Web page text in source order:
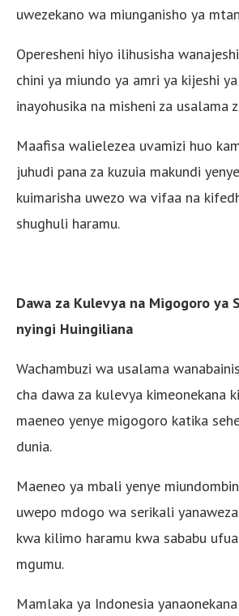
uwezekano wa miunganisho ya
Operesheni hiyo ilihusisha
chini ya miundo ya amri ya kijeshi
inayohusika na misheni za usalama
Maafisa walielezea uvamizi huo
juhudi pana za kuzuia makundi
kuimarisha uwezo wa vifaa na
shughuli haramu.
Dawa za Kulevya na Migogoro ya
nyingi Huingiliana
Wachambuzi wa usalama
cha dawa za kulevya kimeonekana
maeneo yenye migogoro katika
dunia.
Maeneo ya mbali yenye
uwepo mdogo wa serikali
kwa kilimo haramu kwa sababu
mgumu.
Mamlaka ya Indonesia